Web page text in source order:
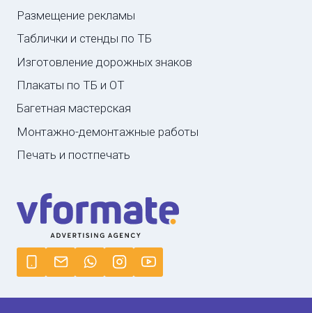
Размещение рекламы
Таблички и стенды по ТБ
Изготовление дорожных знаков
Плакаты по ТБ и ОТ
Багетная мастерская
Монтажно-демонтажные работы
Печать и постпечать